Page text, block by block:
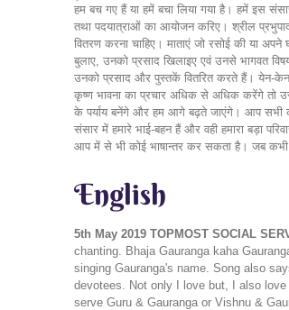
हम बच गए हैं या हमें बचा लिया गया है। हमें इस
तथा पदयात्राओं का आयोजन करिए। श्रील
वितरण करना चाहिए। माताएं जो रसोई की या
बुलाए, उनको प्रसाद खिलाइए एवं उनसे भागवत
उनको प्रसाद और पुस्तकें वितरित करते हैं। येन-
कृष्ण भावना का प्रचार अधिक से अधिक करेंगे तो
के पर्याय बनेंगे और हम आगे बढ़ते जाएंगे। आप सभी
संसार में हमारे भाई-बहन हैं और वही हमारा बड़ा
आप में से भी कोई भाषान्तर कर सकता है। जब कभी
English
5th May 2019 TOPMOST SOCIAL
chanting. Bhaja Gauranga kaha
singing Gauranga's name. Song also
devotees. Not only I love but, I also
serve Guru & Gauranga or Vishnu &